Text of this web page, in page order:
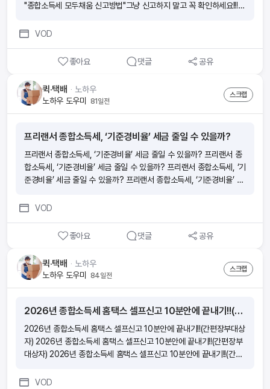
"종합소득세 모두채움 신고방법"그냥 신고하지 말고 꼭 확인하세요!!!
VOD
좋아요 댓글 공유
퀵·택배 ᆞ 노하우
노하우 도우미 81일전
스크랩
프리랜서 종합소득세, ‘기준경비율’ 세금 줄일 수 있을까?
프리랜서 종합소득세, ‘기준경비율’ 세금 줄일 수 있을까? 프리랜서 종
합소득세, ‘기준경비율’ 세금 줄일 수 있을까? 프리랜서 종합소득세, ‘기
준경비율’ 세금 줄일 수 있을까? 프리랜서 종합소득세, ‘기준경비율’ 세
VOD
좋아요 댓글 공유
퀵·택배 ᆞ 노하우
노하우 도우미 84일전
스크랩
2026년 종합소득세 홈택스 셀프신고 10분안에 끝내기!!(간편장부대상자)
2026년 종합소득세 홈택스 셀프신고 10분안에 끝내기!!(간편장부대상
자) 2026년 종합소득세 홈택스 셀프신고 10분안에 끝내기!!(간편장부
대상자) 2026년 종합소득세 홈택스 셀프신고 10분안에 끝내기!!(간편
(간편장부대상자)
VOD